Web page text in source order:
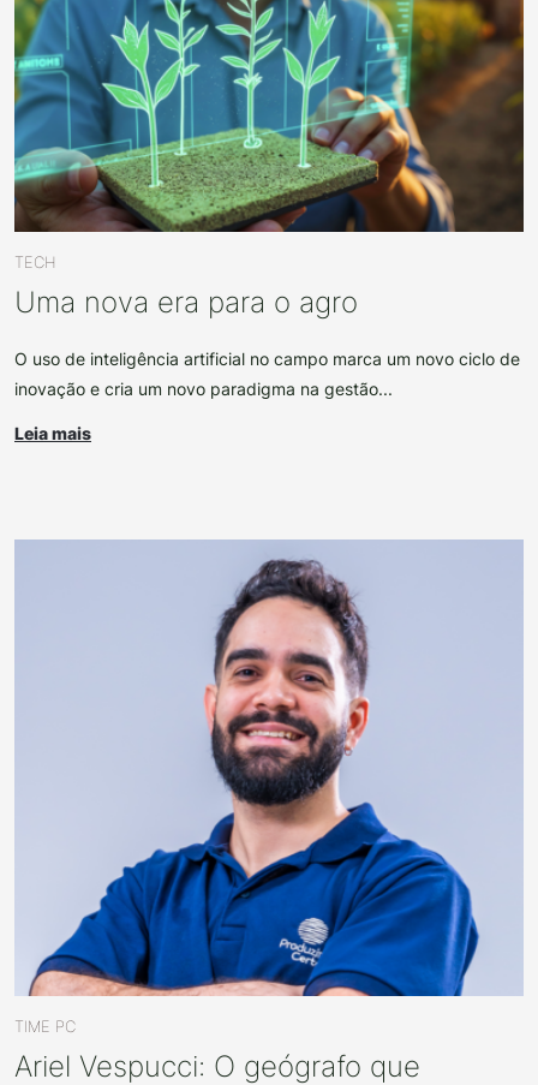
TECH
Uma nova era para o agro
O uso de inteligência artificial no campo marca um novo ciclo de
inovação e cria um novo paradigma na gestão...
Leia mais
TIME PC
Ariel Vespucci: O geógrafo que